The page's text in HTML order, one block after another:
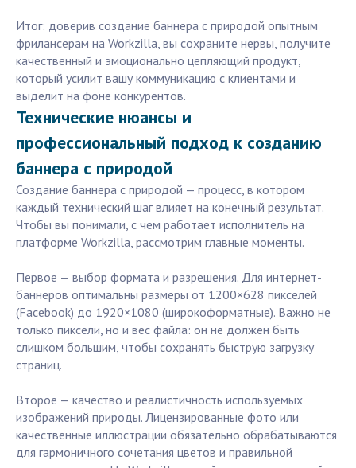
Итог: доверив создание баннера с природой опытным
фрилансерам на Workzilla, вы сохраните нервы, получите
качественный и эмоционально цепляющий продукт,
который усилит вашу коммуникацию с клиентами и
выделит на фоне конкурентов.
Технические нюансы и
профессиональный подход к созданию
баннера с природой
Создание баннера с природой — процесс, в котором
каждый технический шаг влияет на конечный результат.
Чтобы вы понимали, с чем работает исполнитель на
платформе Workzilla, рассмотрим главные моменты.
Первое — выбор формата и разрешения. Для интернет-
баннеров оптимальны размеры от 1200×628 пикселей
(Facebook) до 1920×1080 (широкоформатные). Важно не
только пиксели, но и вес файла: он не должен быть
слишком большим, чтобы сохранять быструю загрузку
страниц.
Второе — качество и реалистичность используемых
изображений природы. Лицензированные фото или
качественные иллюстрации обязательно обрабатываются
для гармоничного сочетания цветов и правильной